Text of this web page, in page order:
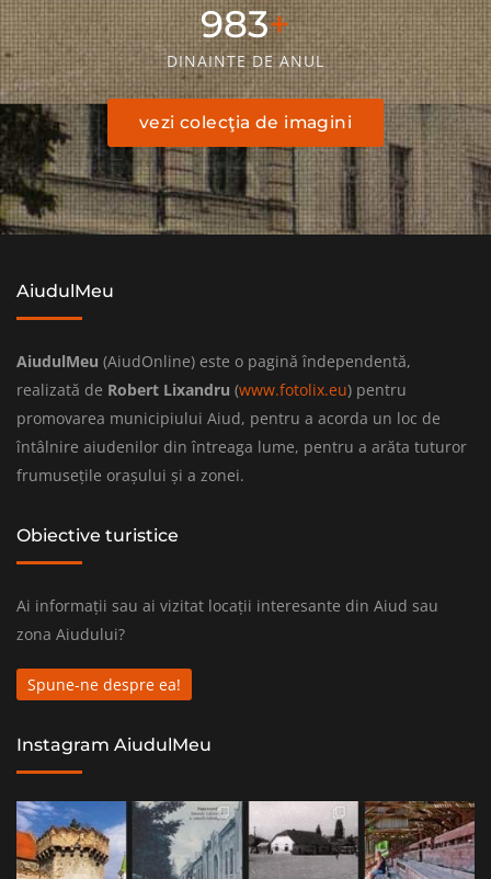
1436
DINAINTE DE ANUL
vezi colecţia de imagini
AiudulMeu
AiudulMeu (AiudOnline) este o pagină îndependentă,
realizată de Robert Lixandru (www.fotolix.eu) pentru
promovarea municipiului Aiud, pentru a acorda un loc de
întâlnire aiudenilor din întreaga lume, pentru a arăta tuturor
frumusețile orașului și a zonei.
Obiective turistice
Ai informații sau ai vizitat locații interesante din Aiud sau
zona Aiudului?
Spune-ne despre ea!
Instagram AiudulMeu